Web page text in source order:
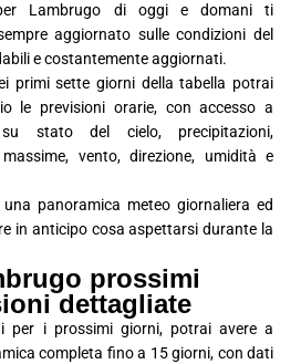
Lambrugo di oggi e domani ti
aggiornato sulle condizioni del
e costantemente aggiornati.
primi sette giorni della tabella potrai
le previsioni orarie, con accesso a
su stato del cielo, precipitazioni,
vento, direzione, umidità e
panoramica meteo giornaliera ed
in anticipo cosa aspettarsi durante la
prossimi
dettagliate
per i prossimi giorni, potrai avere a
completa fino a 15 giorni, con dati